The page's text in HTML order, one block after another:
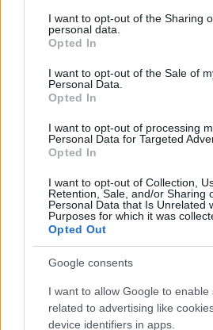
I want to opt-out of the Sharing
personal data.
Opted In
I want to opt-out of the Sale of
Personal Data.
Opted In
I want to opt-out of processing
Personal Data for Targeted
Opted In
I want to opt-out of Collection,
Retention, Sale, and/or Sharing
Personal Data that Is Unrelated
Purposes for which it was
Opted Out
Google consents
I want to allow Google to enable
related to advertising like
device identifiers in apps.
di Teresa Casamichela
8 Agosto 2026, 15:57